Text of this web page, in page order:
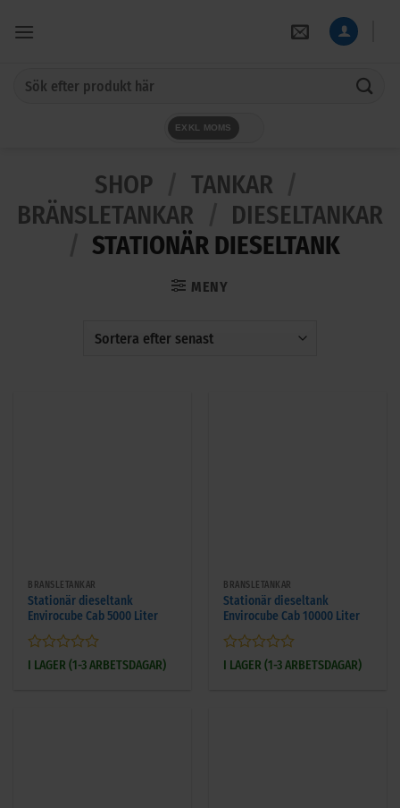
EXKL MOMS
SHOP TANKAR
BRÄNSLETANKAR
DIESELTANKAR
STATIONÄR DIESELTANK
MENY
BRÄNSLETANKAR
Stationär dieseltank
Envirocube Cab 5000 Liter
Betygsatt
I LAGER (1-3 ARBETSDAGAR)
BRÄNSLETANKAR
Stationär dieseltank
Envirocube Cab 10000 Liter
Betygsatt
I LAGER (1-3 ARBETSDAGAR)